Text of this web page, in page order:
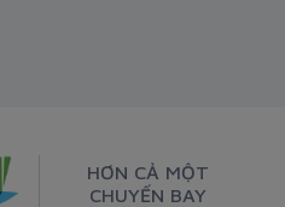
HƠN CẢ MỘT
CHUYẾN BAY